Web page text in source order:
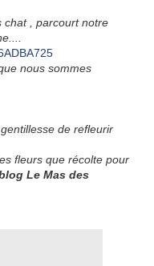
chat , parcourt notre
nous sommes
de refleurir
fleurs que récolte pour
Le Mas des